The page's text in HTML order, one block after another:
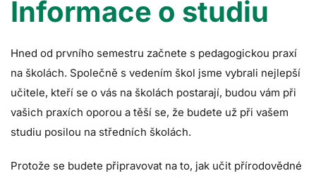
Informace o studiu
Hned od prvního semestru začnete s pedagogickou praxí
na školách. Společně s vedením škol jsme vybrali nejlepší
učitele, kteří se o vás na školách postarají, budou vám při
vašich praxích oporou a těší se, že budete už při vašem
studiu posilou na středních školách.
Protože se budete připravovat na to, jak učit přírodovědné